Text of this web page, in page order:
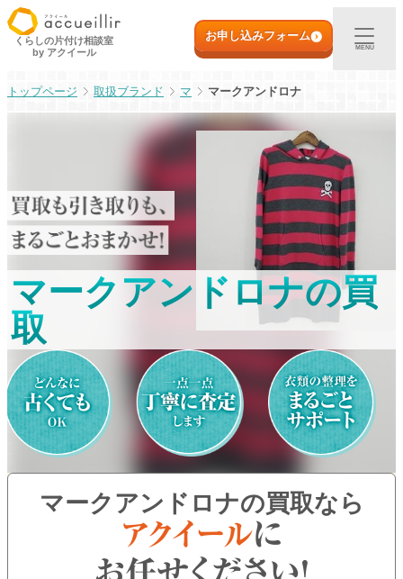
内
容
キ
初めての方へ
出張買取
店頭買取
取扱アイテム
店舗一覧
よくある質問
0120-29-5302
受付時間9:00〜18:00（年中無休※年末年始は除く）
お申し込みフォーム
くらしの片付け相談室
by アクイール
お申し込みフォーム
MENU
取扱ブランド マ マークアンドロナ
マークアンドロナの買
取
マークアンドロナの買取なら